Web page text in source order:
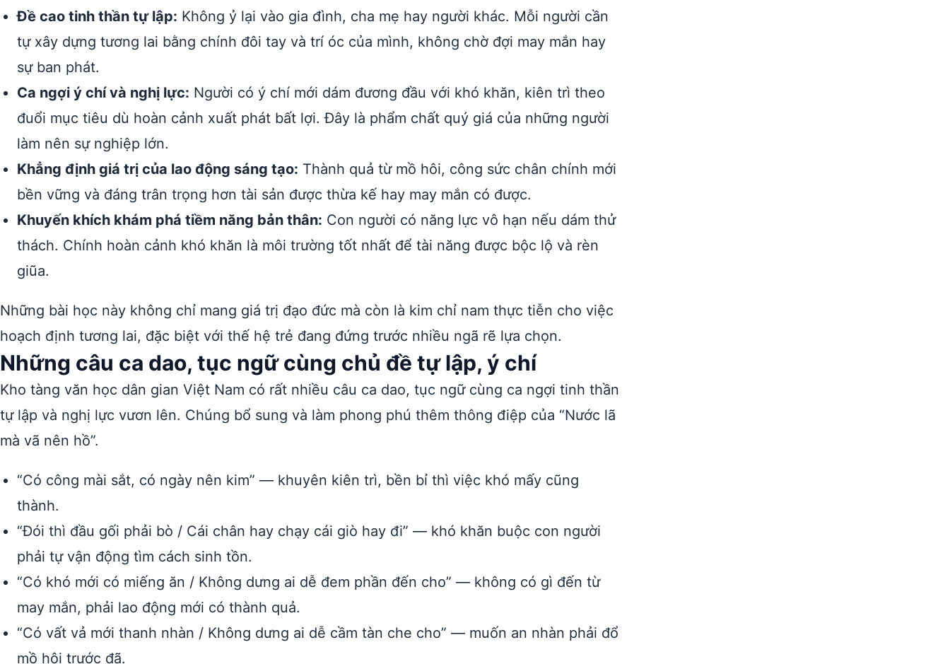
Đề cao tinh thần tự lập: Không ỷ lại vào gia đình, cha mẹ hay người khác. Mỗi người cần
tự xây dựng tương lai bằng chính đôi tay và trí óc của mình, không chờ đợi may mắn hay
sự ban phát.
Ca ngợi ý chí và nghị lực: Người có ý chí mới dám đương đầu với khó khăn, kiên trì theo
đuổi mục tiêu dù hoàn cảnh xuất phát bất lợi. Đây là phẩm chất quý giá của những người
làm nên sự nghiệp lớn.
Khẳng định giá trị của lao động sáng tạo: Thành quả từ mồ hôi, công sức chân chính mới
bền vững và đáng trân trọng hơn tài sản được thừa kế hay may mắn có được.
Khuyến khích khám phá tiềm năng bản thân: Con người có năng lực vô hạn nếu dám thử
thách. Chính hoàn cảnh khó khăn là môi trường tốt nhất để tài năng được bộc lộ và rèn
giũa.
Những bài học này không chỉ mang giá trị đạo đức mà còn là kim chỉ nam thực tiễn cho việc
hoạch định tương lai, đặc biệt với thế hệ trẻ đang đứng trước nhiều ngã rẽ lựa chọn.
Những câu ca dao, tục ngữ cùng chủ đề tự lập, ý chí
Kho tàng văn học dân gian Việt Nam có rất nhiều câu ca dao, tục ngữ cùng ca ngợi tinh thần
tự lập và nghị lực vươn lên. Chúng bổ sung và làm phong phú thêm thông điệp của “Nước lã
mà vã nên hồ”.
“Có công mài sắt, có ngày nên kim” — khuyên kiên trì, bền bỉ thì việc khó mấy cũng
thành.
“Đói thì đầu gối phải bò / Cái chân hay chạy cái giò hay đi” — khó khăn buộc con người
phải tự vận động tìm cách sinh tồn.
“Có khó mới có miếng ăn / Không dưng ai dễ đem phần đến cho” — không có gì đến từ
may mắn, phải lao động mới có thành quả.
“Có vất vả mới thanh nhàn / Không dưng ai dễ cầm tàn che cho” — muốn an nhàn phải đổ
mồ hôi trước đã.